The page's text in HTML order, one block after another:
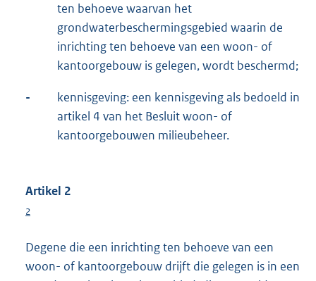
ten behoeve waarvan het
grondwaterbeschermingsgebied waarin de
inrichting ten behoeve van een woon- of
kantoorgebouw is gelegen, wordt beschermd;
-
kennisgeving: een kennisgeving als bedoeld in
artikel 4 van het Besluit woon- of
kantoorgebouwen milieubeheer.
Artikel 2
2
Degene die een inrichting ten behoeve van een
woon- of kantoorgebouw drijft die gelegen is in een